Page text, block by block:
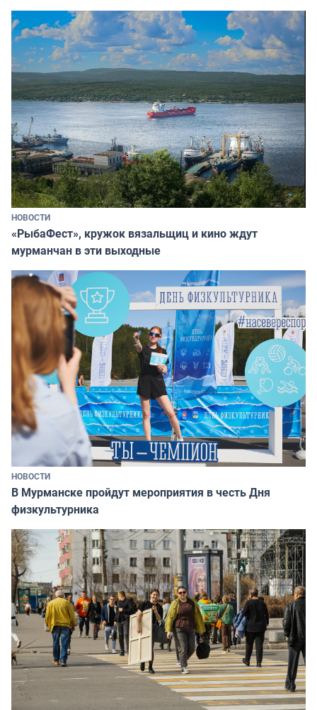
НОВОСТИ
«РыбаФест», кружок вязальщиц и кино ждут
мурманчан в эти выходные
НОВОСТИ
В Мурманске пройдут мероприятия в честь Дня
физкультурника